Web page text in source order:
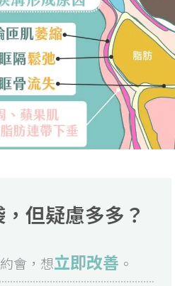
但疑慮多多？
會，想立即改善 。